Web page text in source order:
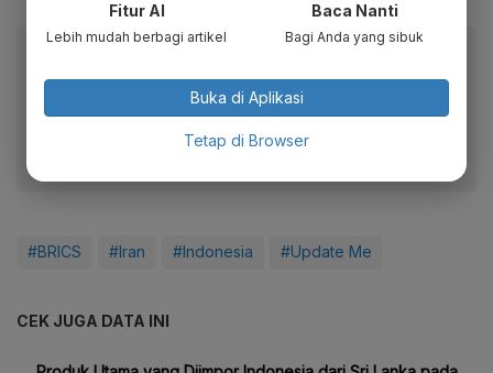
Baca artikel ini lewat aplikasi mobile.
Dapatkan pengalaman membaca lebih nyaman dan nikmati
fitur menarik lainnya lewat aplikasi mobile Katadata.
#BRICS #Iran #Indonesia #Update Me
CEK JUGA DATA INI
Fitur AI
Lebih mudah berbagi artikel
Baca Nanti
Bagi Anda yang sibuk
Buka di Aplikasi
Tetap di Browser